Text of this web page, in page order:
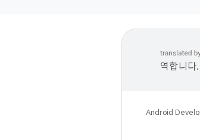
역합니다
Android